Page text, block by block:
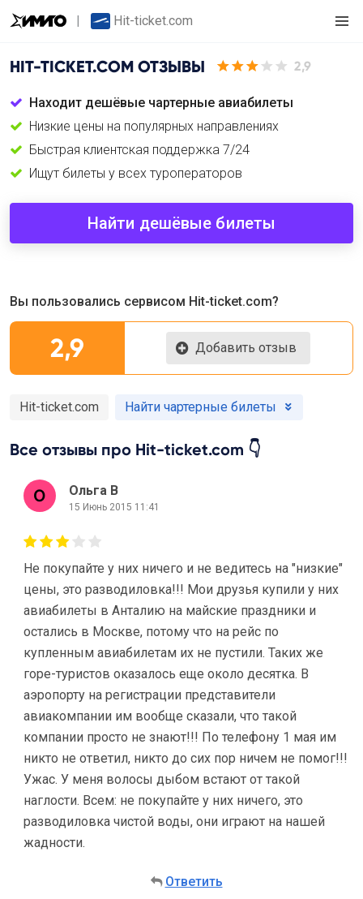
Hit-ticket.com
HIT-TICKET.COM ОТЗЫВЫ 2,9
Находит дешёвые чартерные авиабилеты
Низкие цены на популярных направлениях
Быстрая клиентская поддержка 7/24
Ищут билеты у всех туроператоров
Найти дешёвые билеты
Вы пользовались сервисом Hit-ticket.com?
2,9 Добавить отзыв
Hit-ticket.com Найти чартерные билеты
Все отзывы про Hit-ticket.com 👇
Ольга В
15 Июнь 2015 11:41
Не покупайте у них ничего и не ведитесь на "низкие"
цены, это разводиловка!!! Мои друзья купили у них
авиабилеты в Анталию на майские праздники и
остались в Москве, потому что на рейс по
купленным авиабилетам их не пустили. Таких же
горе-туристов оказалось еще около десятка. В
аэропорту на регистрации представители
авиакомпании им вообще сказали, что такой
компании просто не знают!!! По телефону 1 мая им
никто не ответил, никто до сих пор ничем не помог!!!
Ужас. У меня волосы дыбом встают от такой
наглости. Всем: не покупайте у них ничего, это
разводиловка чистой воды, они играют на нашей
жадности.
Ответить